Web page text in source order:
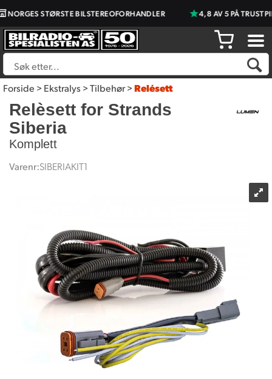
NORGES STØRSTE BILSTEREOFORHANDLER 4,8 AV 5 PÅ
Forside>Ekstralys>Tilbehør>Relésett
Relèsett for Strands
Siberia
Komplett
Varenr:SIBERIAKIT1